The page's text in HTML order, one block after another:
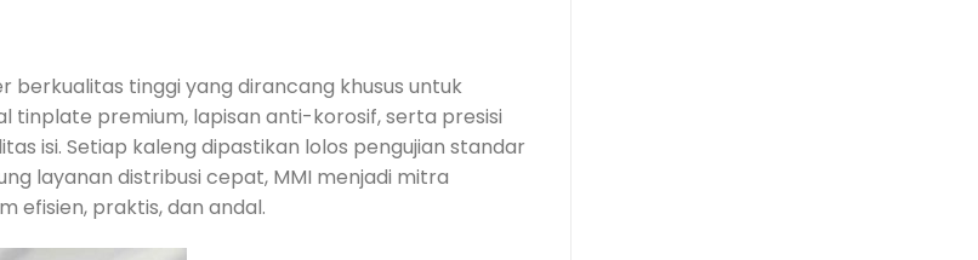
berkualitas tinggi yang dirancang khusus untuk
tinplate premium, lapisan anti-korosif, serta presisi
isi. Setiap kaleng dipastikan lolos pengujian standar
layanan distribusi cepat, MMI menjadi mitra
efisien, praktis, dan andal.